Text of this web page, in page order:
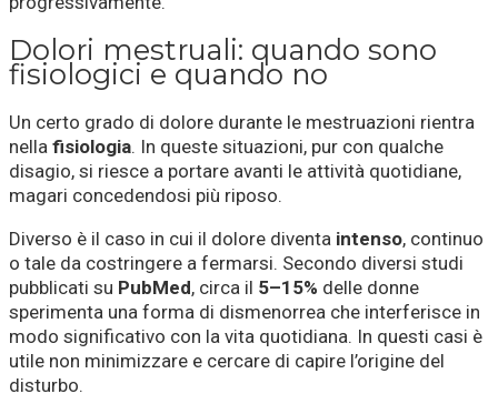
Dolori mestruali: quando sono
fisiologici e quando no
Un certo grado di dolore durante le mestruazioni rientra
nella fisiologia. In queste situazioni, pur con qualche
disagio, si riesce a portare avanti le attività quotidiane,
magari concedendosi più riposo.
Diverso è il caso in cui il dolore diventa intenso, continuo
o tale da costringere a fermarsi. Secondo diversi studi
pubblicati su PubMed, circa il 5–15% delle donne
sperimenta una forma di dismenorrea che interferisce in
modo significativo con la vita quotidiana. In questi casi è
utile non minimizzare e cercare di capire l’origine del
disturbo.